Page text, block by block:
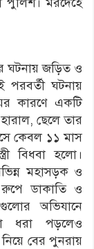
ঘটনায় জড়িত ও
পরবর্তী ঘটনায়
কারণে একটি
ছেলে তার
কেবল ১১ মাস
বিধবা হলো।
মহাসড়ক ও
ডাকাতি ও
অভিযানে
ধরা পড়লেও
বের পুনরায়